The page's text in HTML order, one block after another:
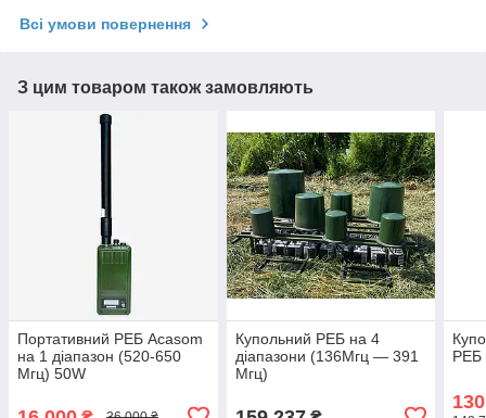
Всі умови повернення
З цим товаром також замовляють
Портативний РЕБ Acasom
на 1 діапазон (520-650
Мгц) 50W
Купольний РЕБ на 4
діапазони (136Мгц — 391
Мгц)
РЕБ